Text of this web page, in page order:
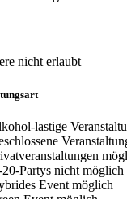
nicht erlaubt
lastige
Partys nicht möglich
Event möglich